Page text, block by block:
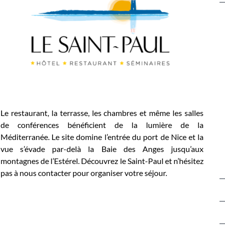
Le restaurant, la terrasse, les chambres et même les salles
de conférences bénéficient de la lumière de la
Méditerranée. Le site domine l’entrée du port de Nice et la
vue s’évade par-delà la Baie des Anges jusqu’aux
montagnes de l’Estérel. Découvrez le Saint-Paul et n’hésitez
pas à nous contacter pour organiser votre séjour.